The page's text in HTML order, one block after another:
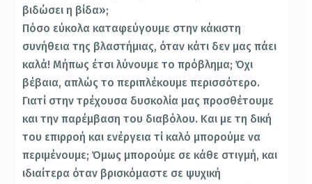
βιδώσει η βίδα»;
Πόσο εύκολα καταφεύγουμε στην κάκιστη
συνήθεια της βλαστήμιας, όταν κάτι δεν μας πάει
καλά! Μήπως έτσι λύνουμε το πρόβλημα; Όχι
βέβαια, απλώς το περιπλέκουμε περισσότερο.
Γιατί στην τρέχουσα δυσκολία μας προσθέτουμε
και την παρέμβαση του διαβόλου. Και με τη δική
του επιρροή και ενέργεια τί καλό μπορούμε να
περιμένουμε; Όμως μπορούμε σε κάθε στιγμή, και
ιδιαίτερα όταν βρισκόμαστε σε ψυχική